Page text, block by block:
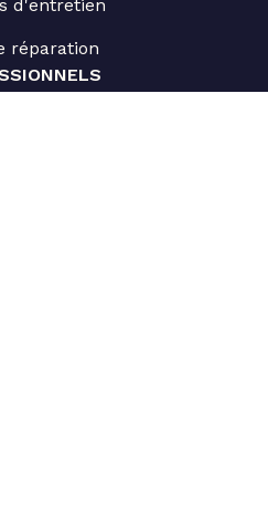
d'entretien
réparation